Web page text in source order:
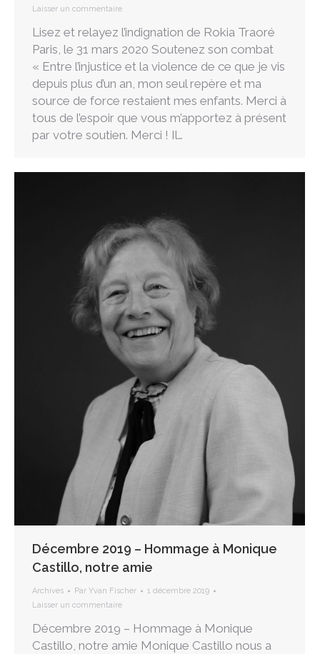
Laisser un commentaire
Lisez et relayez l’indignation de Rokia Traoré
Paris, le 31 mars 2020 Soutenez son combat
« Entre l’injustice et la violence de ce que je vis
depuis plus d’un an, mon seul repère et ma
source de force restaient mes enfants. Merci à
tous de l’espoir que vous m’apportez à présent
par votre soutien. Merci ! Il…
Décembre 2019 – Hommage à Monique
Castillo, notre amie
Archives Par Yvan Fischer
1 décembre 2019
Laisser un commentaire
Décembre 2019 – Hommage à Monique
Castillo, notre amie Monique Castillo nous a